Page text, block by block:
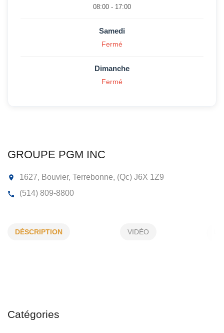
GROUPE PGM INC
DÉSCRIPTION VIDÉO
Catégories
08:00 - 17:00
Samedi
Fermé
Dimanche
Fermé